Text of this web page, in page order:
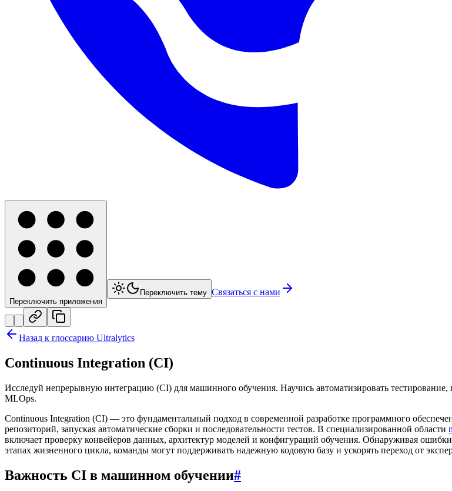
Переключить приложения
Переключить тему Связаться с нами
Назад к глоссарию Ultralytics
Continuous Integration (CI)
Исследуй непрерывную интеграцию (CI) для машинного обучения. Научись автоматизировать
MLOps.
Continuous Integration (CI) — это фундаментальный подход в современной разработке программного
репозиторий, запуская автоматические сборки и последовательности тестов. В специализированной области
включает проверку конвейеров данных, архитектур моделей и конфигураций обучения. Обнаруживая
этапах жизненного цикла, команды могут поддерживать надежную кодовую базу и ускорять переход от
Важность CI в машинном обучении#